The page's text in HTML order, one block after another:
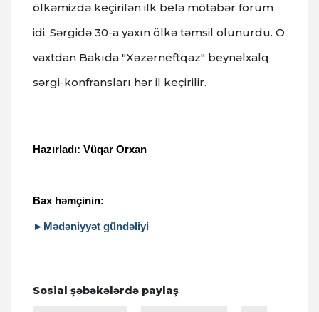
ölkəmizdə keçirilən ilk belə mötəbər forum
idi. Sərgidə 30-a yaxın ölkə təmsil olunurdu. O
vaxtdan Bakıda "Xəzərneftqaz" beynəlxalq
sərgi-konfransları hər il keçirilir.
Hazırladı: Vüqar Orxan
Bax həmçinin:
►Mədəniyyət gündəliyi
Sosial şəbəkələrdə paylaş